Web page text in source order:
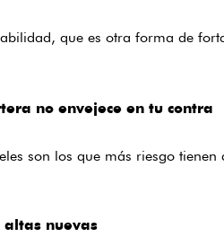
que es otra forma de
no envejece en tu contra
son los que más riesgo
altas nuevas